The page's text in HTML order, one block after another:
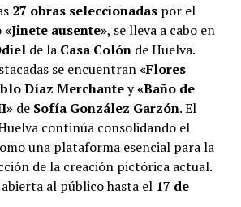
27 obras seleccionadaspor el
«Jinete ausente», se lleva a cabo en
de la Casa Colónde Huelva.
se encuentran«Flores
Díaz Merchantey«Baño de
de Sofía González Garzón. El
continúa consolidando el
una plataforma esencial para la
de la creación pictórica actual.
al público hasta el 17 de